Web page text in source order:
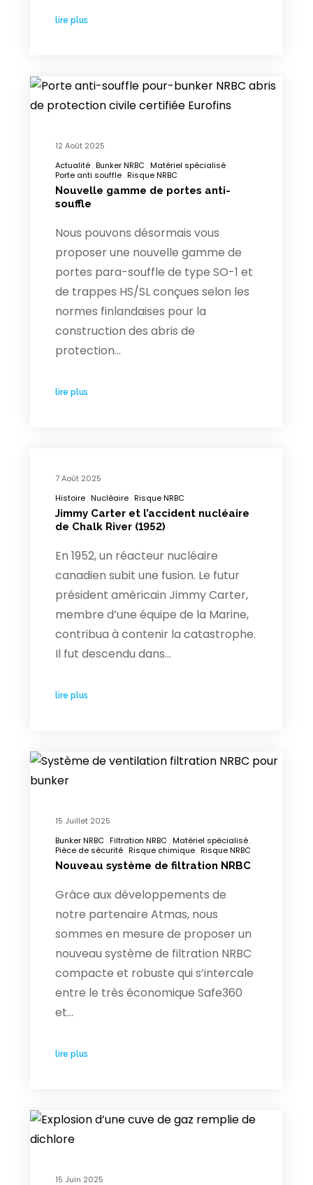
lire plus
12 Août 2025
Actualité Bunker NRBC Matériel spécialisé
Porte anti souffle Risque NRBC
Nouvelle gamme de portes anti-
souffle
Nous pouvons désormais vous
proposer une nouvelle gamme de
portes para-souffle de type SO-1 et
de trappes HS/SL conçues selon les
normes finlandaises pour la
construction des abris de
protection…
lire plus
7 Août 2025
Histoire Nucléaire Risque NRBC
Jimmy Carter et l’accident nucléaire
de Chalk River (1952)
En 1952, un réacteur nucléaire
canadien subit une fusion. Le futur
président américain Jimmy Carter,
membre d’une équipe de la Marine,
contribua à contenir la catastrophe.
Il fut descendu dans…
lire plus
15 Juillet 2025
Bunker NRBC Filtration NRBC Matériel spécialisé
Pièce de sécurité Risque chimique Risque NRBC
Nouveau système de filtration NRBC
Grâce aux développements de
notre partenaire Atmas, nous
sommes en mesure de proposer un
nouveau système de filtration NRBC
compacte et robuste qui s’intercale
entre le très économique Safe360
et…
lire plus
15 Juin 2025